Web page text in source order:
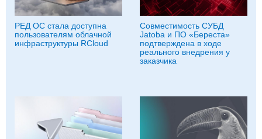
РЕД ОС стала доступна
пользователям облачной
инфраструктуры RCloud
Совместимость СУБД
Jatoba и ПО «Береста»
подтверждена в ходе
реального внедрения у
заказчика